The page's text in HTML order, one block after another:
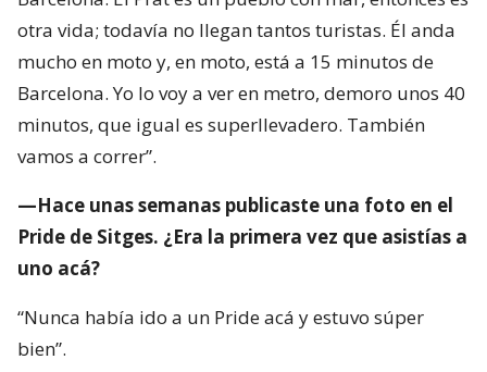
otra vida; todavía no llegan tantos turistas. Él anda
mucho en moto y, en moto, está a 15 minutos de
Barcelona. Yo lo voy a ver en metro, demoro unos 40
minutos, que igual es superllevadero. También
vamos a correr”.
—Hace unas semanas publicaste una foto en el
Pride de Sitges. ¿Era la primera vez que asistías a
uno acá?
“Nunca había ido a un Pride acá y estuvo súper
bien”.